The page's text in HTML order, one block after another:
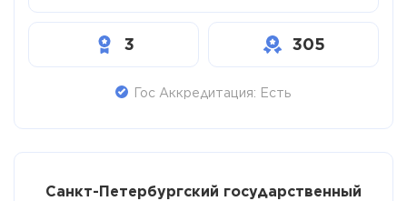
3 305
Гос Аккредитация: Есть
Санкт-Петербургский государственный